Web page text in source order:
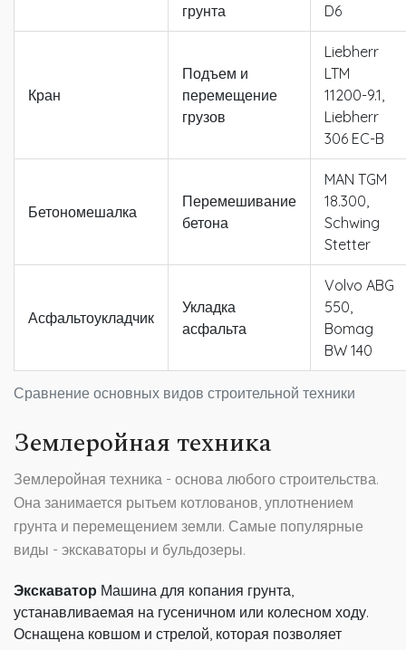
Сравнение основных видов строительной техники
грунта
D6
Кран
Подъем и
перемещение
грузов
Liebherr
LTM
11200-9.1,
Liebherr
306 EC-B
Бетономешалка
Перемешивание
бетона
MAN TGM
18.300,
Schwing
Stetter
Асфальтоукладчик
Укладка
асфальта
Volvo ABG
550,
Bomag
BW 140
Землеройная техника
Землеройная техника - основа любого строительства.
Она занимается рытьем котлованов, уплотнением
грунта и перемещением земли. Самые популярные
виды - экскаваторы и бульдозеры.
Экскаватор Машина для копания грунта,
устанавливаемая на гусеничном или колесном ходу.
Оснащена ковшом и стрелой, которая позволяет